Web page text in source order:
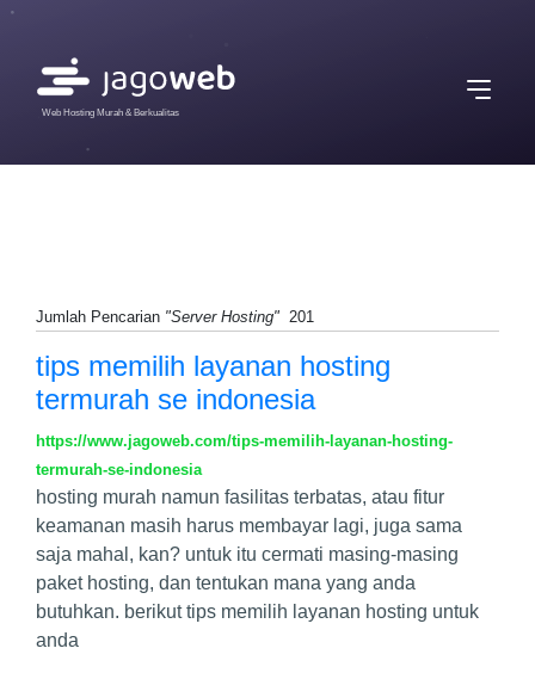
Web Hosting Murah & Berkualitas
Jumlah Pencarian "Server Hosting" 201
tips memilih layanan hosting
termurah se indonesia
https://www.jagoweb.com/tips-memilih-layanan-hosting-
termurah-se-indonesia
hosting murah namun fasilitas terbatas, atau fitur
keamanan masih harus membayar lagi, juga sama
saja mahal, kan? untuk itu cermati masing-masing
paket hosting, dan tentukan mana yang anda
butuhkan. berikut tips memilih layanan hosting untuk
anda